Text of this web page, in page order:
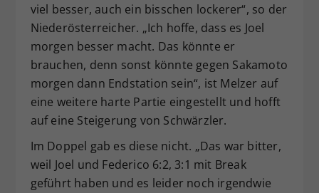
viel besser, auch ein bisschen lockerer“, so der
Niederösterreicher. „Ich hoffe, dass es Joel
morgen besser macht. Das könnte er
brauchen, denn sonst könnte gegen Sakamoto
morgen dann Endstation sein“, ist Melzer auf
eine weitere harte Partie eingestellt und hofft
auf eine Steigerung von Schwärzler.
Im Doppel gab es diese nicht. „Das war bitter,
weil Joel und Federico 6:2, 3:1 mit Break
geführt haben und es leider noch irgendwie